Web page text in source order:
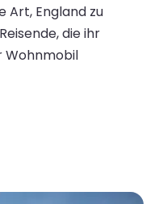
Art, England zu
die ihr
Wohnmobil